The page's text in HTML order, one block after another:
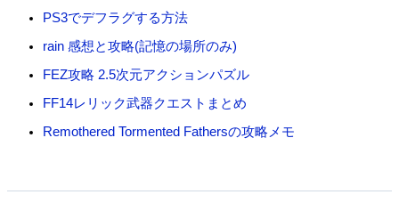
PS3でデフラグする方法
rain 感想と攻略(記憶の場所のみ)
FEZ攻略 2.5次元アクションパズル
FF14レリック武器クエストまとめ
Remothered Tormented Fathersの攻略メモ